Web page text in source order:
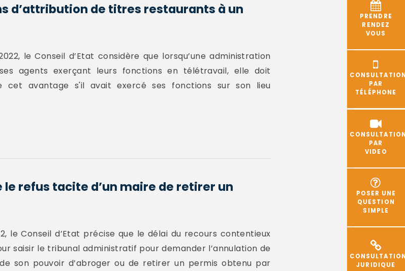
PRENDRE
RENDEZ
VOUS
PAR
TÉLÉPHONE
PAR
VIDEO
POSER UNE
QUESTION
SIMPLE
JURIDIQUE
d’attribution de titres restaurants à un
le Conseil d’Etat considère que lorsqu’une administration
agents exerçant leurs fonctions en télétravail, elle doit
cet avantage s'il avait exercé ses fonctions sur son lieu
le refus tacite d’un maire de retirer un
le Conseil d’Etat précise que le délai du recours contentieux
saisir le tribunal administratif pour demander l’annulation de
son pouvoir d’abroger ou de retirer un permis obtenu par